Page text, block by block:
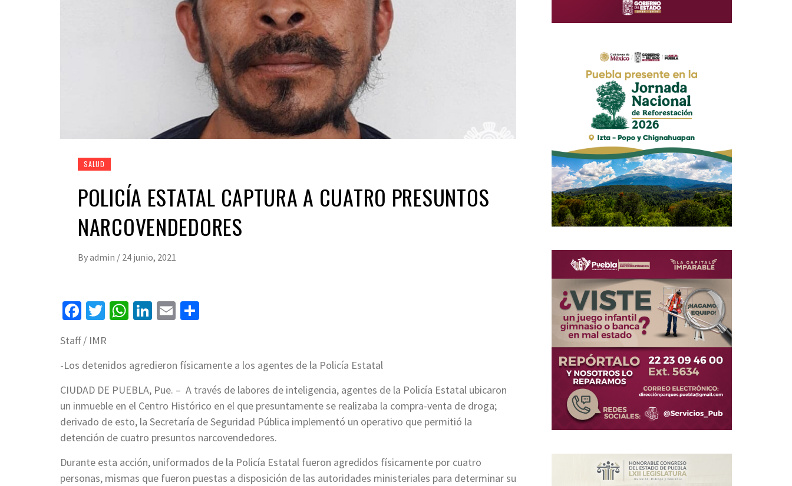
SALUD
POLICÍA ESTATAL CAPTURA A CUATRO PRESUNTOS
NARCOVENDEDORES
Byadmin / 24 junio, 2021
Facebook
Twitter
WhatsApp
LinkedIn
Email
Staff / IMR
-Los detenidos agredieron físicamente a los agentes de la Policía Estatal
CIUDAD DE PUEBLA, Pue. – A través de labores de inteligencia, agentes de la Policía Estatal ubicaron
un inmueble en el Centro Histórico en el que presuntamente se realizaba la compra-venta de droga;
derivado de esto, la Secretaría de Seguridad Pública implementó un operativo que permitió la
detención de cuatro presuntos narcovendedores.
Durante esta acción, uniformados de la Policía Estatal fueron agredidos físicamente por cuatro
personas, mismas que fueron puestas a disposición de las autoridades ministeriales para determinar su